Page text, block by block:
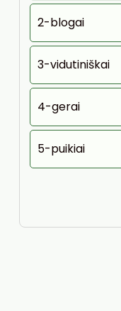
2-blogai
3-vidutiniškai
4-gerai
5-puikiai